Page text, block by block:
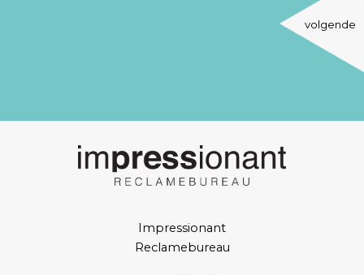
volgende
Impressionant
Reclamebureau